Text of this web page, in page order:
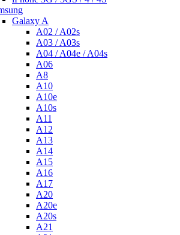
Galaxy A
A02 / A02s
A03 / A03s
A04 / A04e / A04s
A06
A8
A10
A10e
A10s
A11
A12
A13
A14
A15
A16
A17
A20
A20e
A20s
A21